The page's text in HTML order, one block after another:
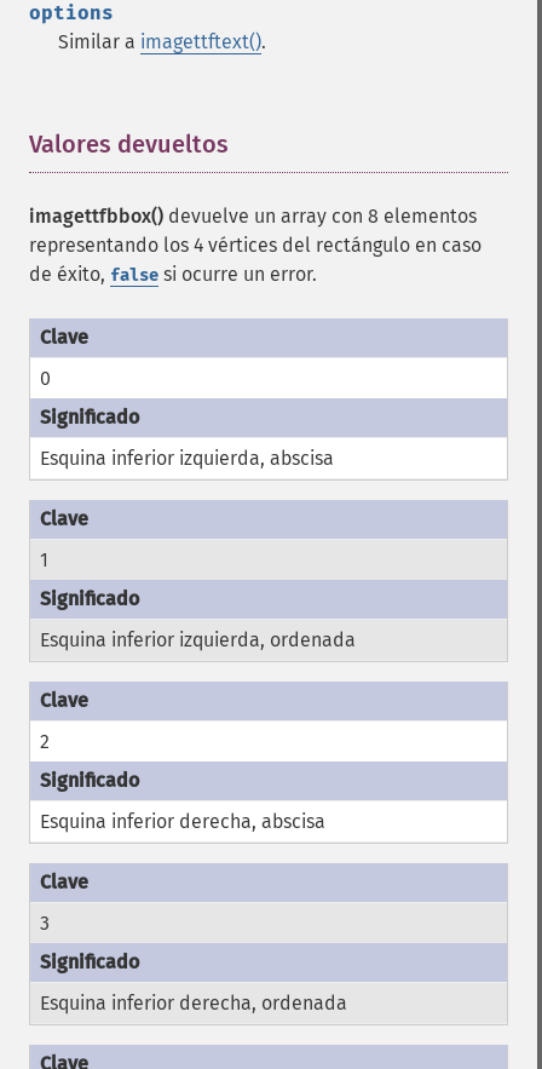
options
Similar a imagettftext().
Valores devueltos
imagettfbbox() devuelve un array con 8 elementos
representando los 4 vértices del rectángulo en caso
de éxito, false si ocurre un error.
0
Esquina inferior izquierda, abscisa
1
Esquina inferior izquierda, ordenada
2
Esquina inferior derecha, abscisa
3
Esquina inferior derecha, ordenada